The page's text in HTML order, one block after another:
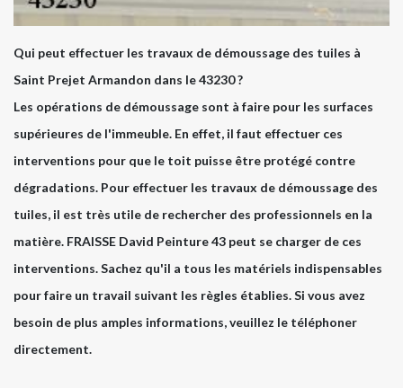
Qui peut effectuer les travaux de démoussage des tuiles à
Saint Prejet Armandon dans le 43230 ?
Les opérations de démoussage sont à faire pour les surfaces
supérieures de l'immeuble. En effet, il faut effectuer ces
interventions pour que le toit puisse être protégé contre
dégradations. Pour effectuer les travaux de démoussage des
tuiles, il est très utile de rechercher des professionnels en la
matière. FRAISSE David Peinture 43 peut se charger de ces
interventions. Sachez qu'il a tous les matériels indispensables
pour faire un travail suivant les règles établies. Si vous avez
besoin de plus amples informations, veuillez le téléphoner
directement.